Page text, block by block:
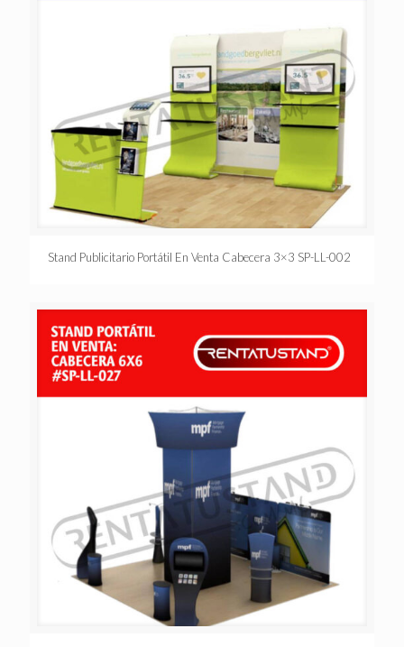
Stand Publicitario Portátil En Venta Cabecera 3×3 SP-LL-002